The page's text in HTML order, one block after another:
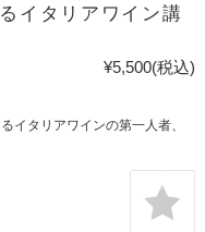
イタリアワイン講
¥5,500(税込)
イタリアワインの第一人者、